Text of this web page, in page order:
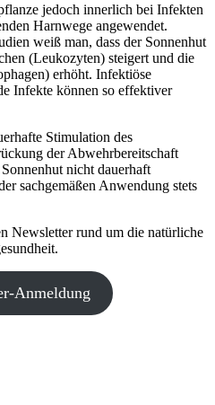
jedoch innerlich bei Infekten
Harnwege angewendet.
weiß man, dass der Sonnenhut
(Leukozyten) steigert und die
erhöht. Infektiöse
Infekte können so effektiver
Stimulation des
der Abwehrbereitschaft
nicht dauerhaft
sachgemäßen Anwendung stets
Newsletter rund um die natürliche
Anmeldung